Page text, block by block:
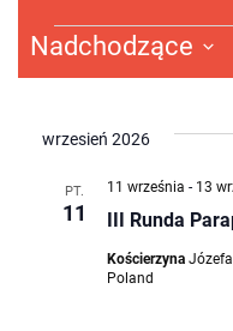
Wydarzenia
Nadchodzące
Wybierz
wrzesień 2026
PT.
11 III Runda
11 września - 13
Kościerzyna
Poland